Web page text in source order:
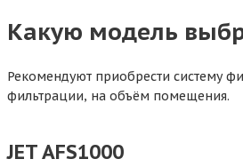
Какую модель
Рекомендуют приобрести систему
фильтрации, на объём помещения.
JET AFS1000